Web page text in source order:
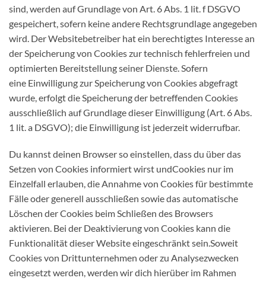
sind, werden auf Grundlage von Art. 6 Abs. 1 lit. f DSGVO
gespeichert, sofern keine andere Rechtsgrundlage angegeben
wird. Der Websitebetreiber hat ein berechtigtes Interesse an
der Speicherung von Cookies zur technisch fehlerfreien und
optimierten Bereitstellung seiner Dienste. Sofern
eine Einwilligung zur Speicherung von Cookies abgefragt
wurde, erfolgt die Speicherung der betreffenden Cookies
ausschließlich auf Grundlage dieser Einwilligung (Art. 6 Abs.
1 lit. a DSGVO); die Einwilligung ist jederzeit widerrufbar.
Du kannst deinen Browser so einstellen, dass du über das
Setzen von Cookies informiert wirst undCookies nur im
Einzelfall erlauben, die Annahme von Cookies für bestimmte
Fälle oder generell ausschließen sowie das automatische
Löschen der Cookies beim Schließen des Browsers
aktivieren. Bei der Deaktivierung von Cookies kann die
Funktionalität dieser Website eingeschränkt sein.Soweit
Cookies von Drittunternehmen oder zu Analysezwecken
eingesetzt werden, werden wir dich hierüber im Rahmen